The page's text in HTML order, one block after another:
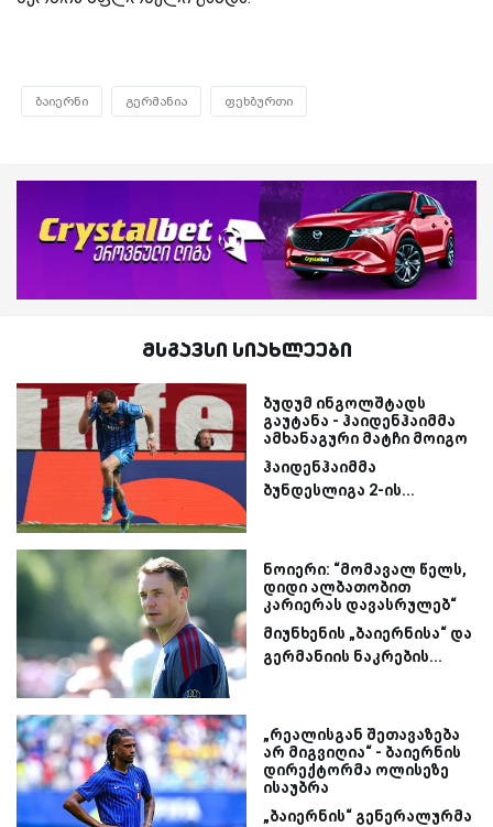
ბაიერნი გერმანია ფეხბურთი
მსგავსი სიახლეები
ბუდუმ ინგოლშტადს
გაუტანა - ჰაიდენჰაიმმა
ამხანაგური მატჩი მოიგო
ჰაიდენჰაიმმა
ბუნდესლიგა 2-ის...
ნოიერი: “მომავალ წელს,
დიდი ალბათობით
კარიერას დავასრულებ“
მიუნხენის „ბაიერნისა“ და
გერმანიის ნაკრების...
„რეალისგან შეთავაზება
არ მიგვიღია“ - ბაიერნის
დირექტორმა ოლისეზე
ისაუბრა
„ბაიერნის“ გენერალურმა